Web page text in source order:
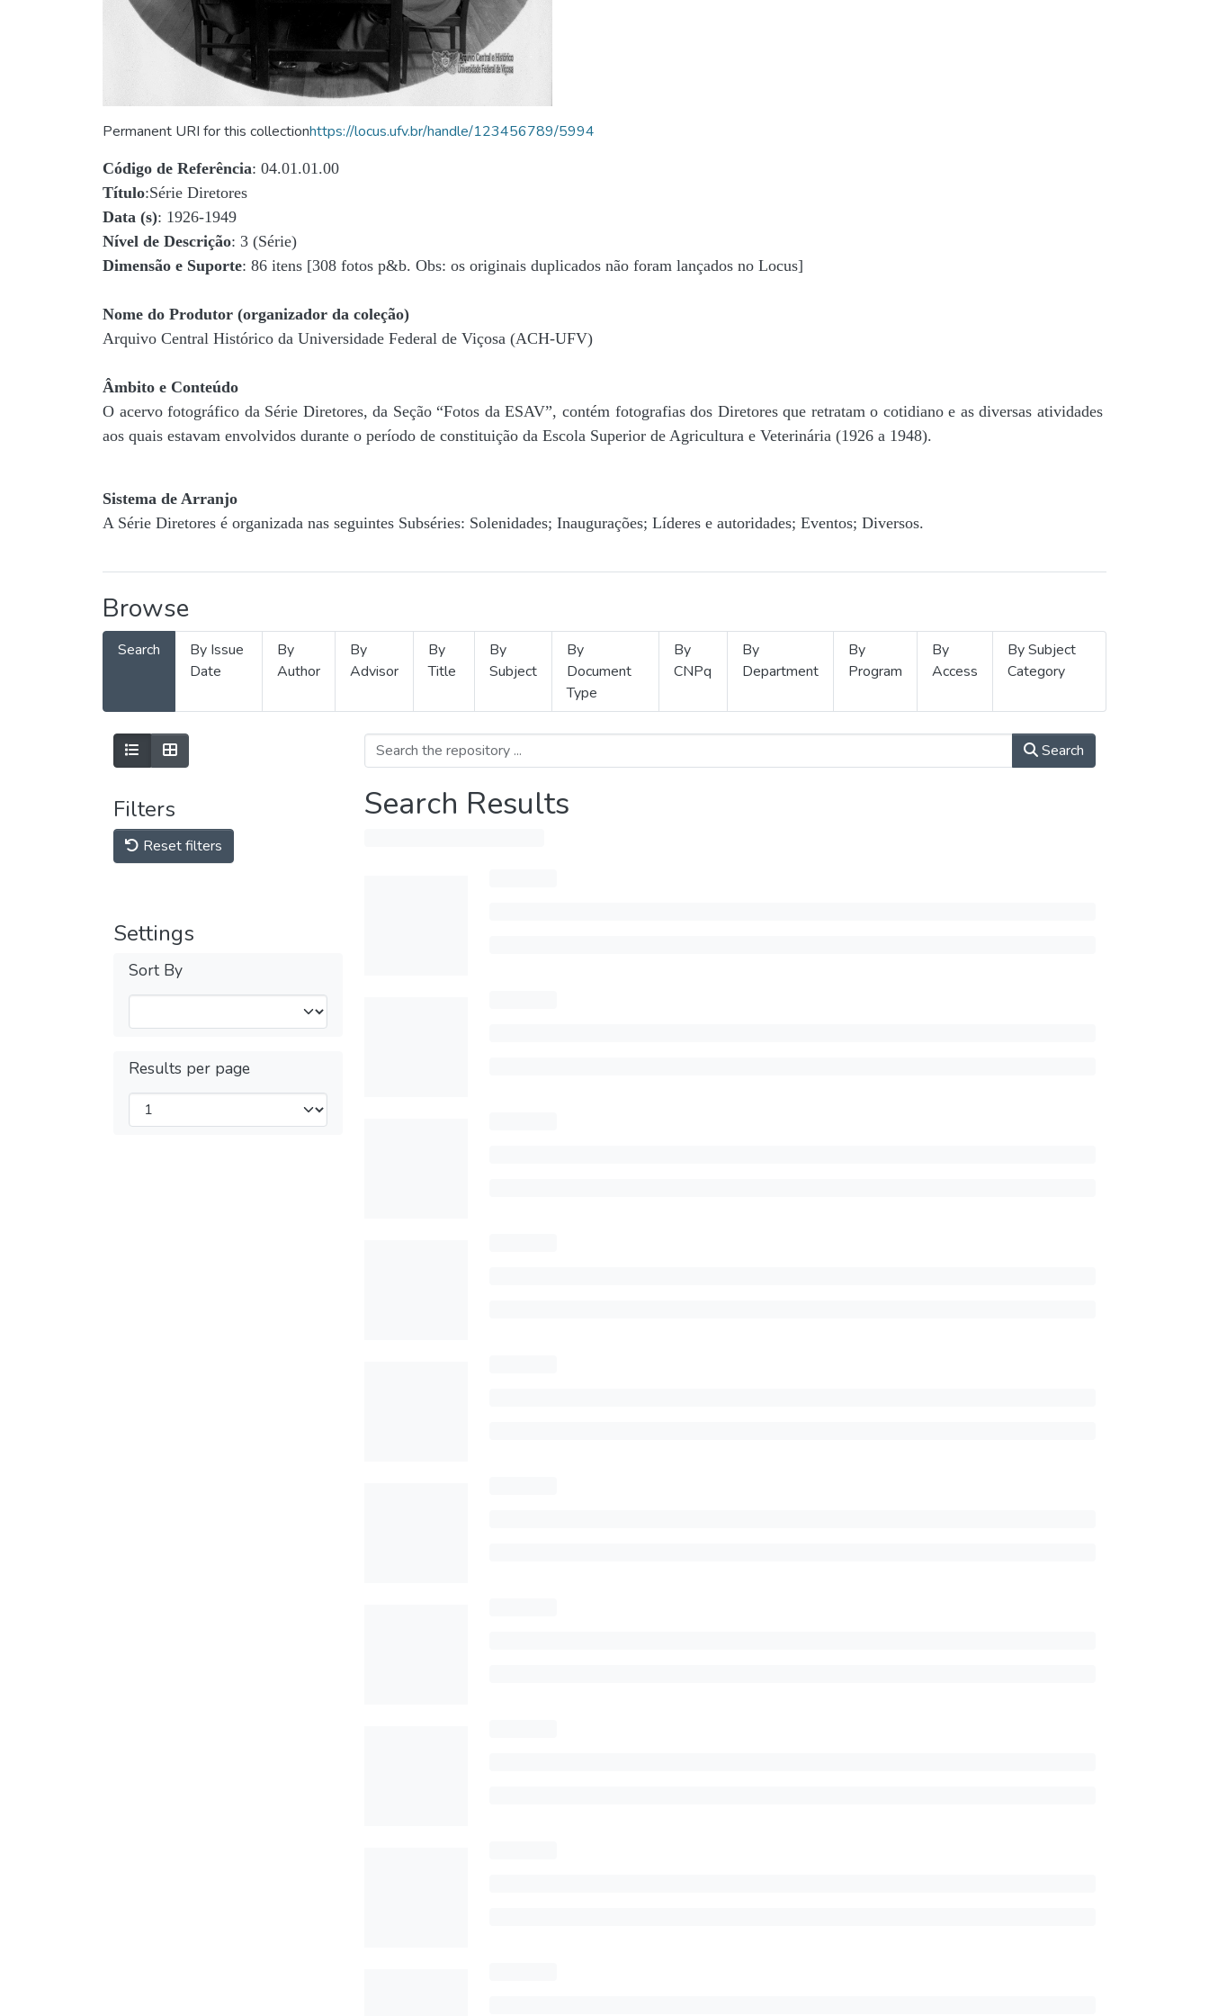
Permanent URI for this collectionhttps://locus.ufv.br/handle/123456789/5994
Código de Referência: 04.01.01.00
Título:Série Diretores
Data (s): 1926-1949
Nível de Descrição: 3 (Série)
Dimensão e Suporte: 86 itens [308 fotos p&b. Obs: os originais duplicados não foram lançados no Locus]
Nome do Produtor (organizador da coleção)
Arquivo Central Histórico da Universidade Federal de Viçosa (ACH-UFV)
Âmbito e Conteúdo
O acervo fotográfico da Série Diretores, da Seção “Fotos da ESAV”, contém fotografias dos Diretores que retratam o cotidiano e as diversas atividades
aos quais estavam envolvidos durante o período de constituição da Escola Superior de Agricultura e Veterinária (1926 a 1948).
Sistema de Arranjo
A Série Diretores é organizada nas seguintes Subséries: Solenidades; Inaugurações; Líderes e autoridades; Eventos; Diversos.
Browse
Search
By Issue
Date
By
Author
By
Advisor
By
Title
By
Subject
By
Document
Type
By
CNPq
By
Department
By
Program
By
Access
By Subject
Category
Filters
Reset filters
Settings
Sort By
Results per page
Search
Search Results